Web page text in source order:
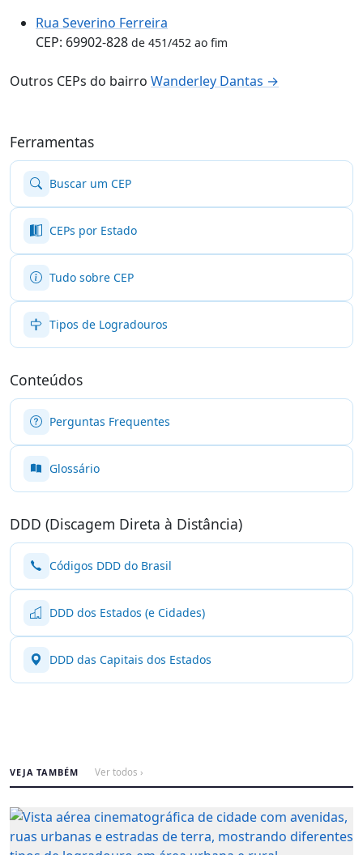
Rua Severino Ferreira
CEP: 69902-828 de 451/452 ao fim
Outros CEPs do bairro Wanderley Dantas →
Ferramentas
Buscar um CEP
CEPs por Estado
Tudo sobre CEP
Tipos de Logradouros
Conteúdos
Perguntas Frequentes
Glossário
DDD (Discagem Direta à Distância)
Códigos DDD do Brasil
DDD dos Estados (e Cidades)
DDD das Capitais dos Estados
VEJA TAMBÉM Ver todos ›